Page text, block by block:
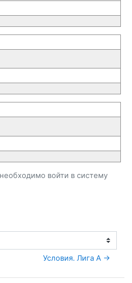
войти в систему
Условия. Лига А →